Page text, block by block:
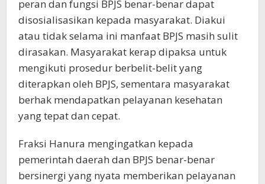
peran dan fungsi BPJS benar-benar dapat
disosialisasikan kepada masyarakat. Diakui
atau tidak selama ini manfaat BPJS masih sulit
dirasakan. Masyarakat kerap dipaksa untuk
mengikuti prosedur berbelit-belit yang
diterapkan oleh BPJS, sementara masyarakat
berhak mendapatkan pelayanan kesehatan
yang tepat dan cepat.
Fraksi Hanura mengingatkan kepada
pemerintah daerah dan BPJS benar-benar
bersinergi yang nyata memberikan pelayanan